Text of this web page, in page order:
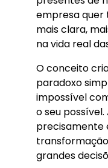
empresa quer
mais clara,
na vida real
O conceito
paradoxo
impossível
o seu
precisamente
grandes